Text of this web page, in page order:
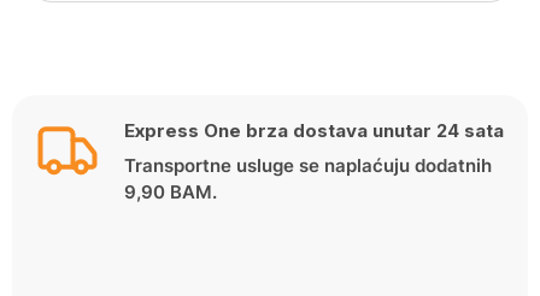
Express One brza dostava unutar 24 sata
Transportne usluge se naplaćuju dodatnih
9,90 BAM.